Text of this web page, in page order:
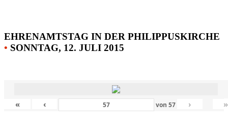
EHRENAMTSTAG IN DER PHILIPPUSKIRCHE
• SONNTAG, 12. JULI 2015
« ‹ von57 › »